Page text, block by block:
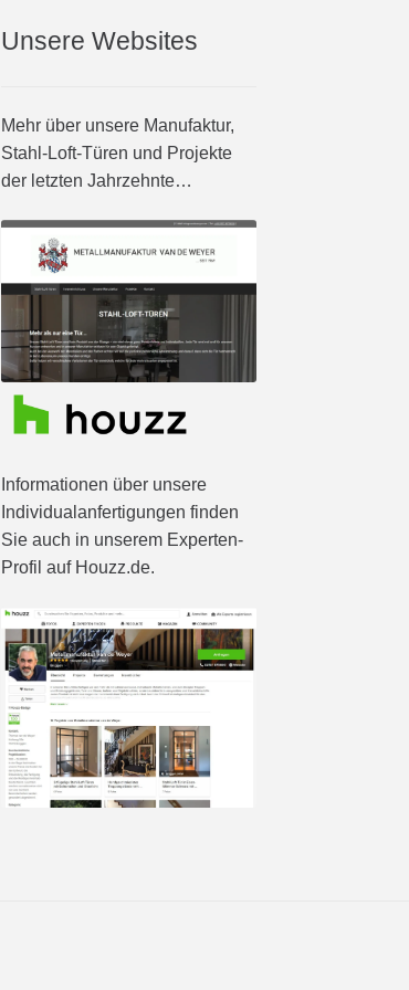
Unsere Websites
Mehr über unsere Manufaktur,
Stahl-Loft-Türen und Projekte
der letzten Jahrzehnte…
Informationen über unsere
Individualanfertigungen finden
Sie auch in unserem Experten-
Profil auf Houzz.de.